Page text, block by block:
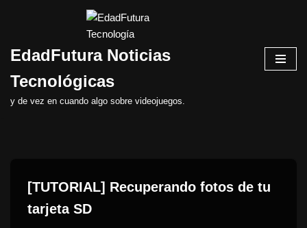
al
EdadFutura Noticias
Tecnológicas
y de vez en cuando algo sobre videojuegos.
[TUTORIAL] Recuperando fotos de tu
tarjeta SD